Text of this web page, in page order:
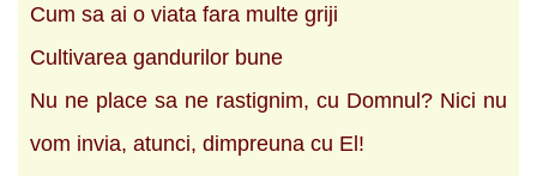
Cum sa ai o viata fara multe griji
Cultivarea gandurilor bune
Nu ne place sa ne rastignim, cu Domnul? Nici nu
vom invia, atunci, dimpreuna cu El!